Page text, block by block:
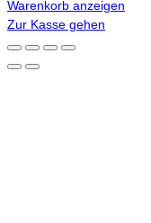
Warenkorb
Warenkorb anzeigen
Zur Kasse gehen